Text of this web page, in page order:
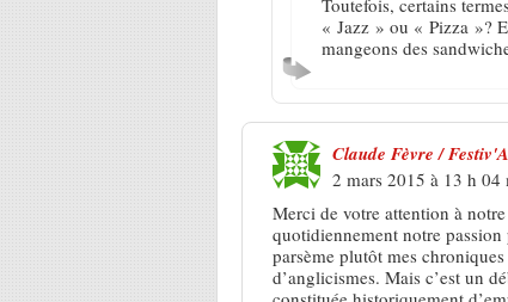
« Jazz » ou « Pizza »?
mangeons des
Claude Fèvre /
2 mars 2015 à 13 h 04
Merci de votre attention à
quotidiennement notre
parsème plutôt mes
d’anglicismes. Mais c’est un